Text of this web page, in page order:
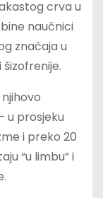
crva u
naučnici
značaja u
u prosjeku
i preko 20
“u limbu” i